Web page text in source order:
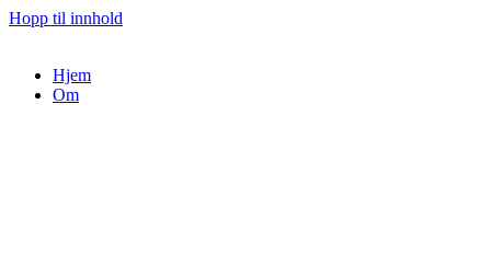
Hopp til innhold
Hjem
Om